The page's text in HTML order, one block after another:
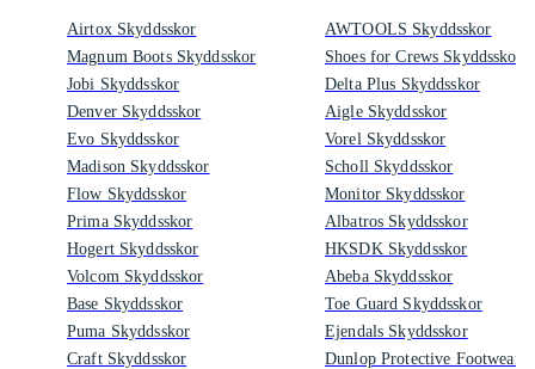
Airtox Skyddsskor
Magnum Boots Skyddsskor
Jobi Skyddsskor
Denver Skyddsskor
Evo Skyddsskor
Madison Skyddsskor
Flow Skyddsskor
Prima Skyddsskor
Hogert Skyddsskor
Volcom Skyddsskor
Base Skyddsskor
Puma Skyddsskor
Craft Skyddsskor
AWTOOLS Skyddsskor
Shoes for Crews Skyddsskor
Delta Plus Skyddsskor
Aigle Skyddsskor
Vorel Skyddsskor
Scholl Skyddsskor
Monitor Skyddsskor
Albatros Skyddsskor
HKSDK Skyddsskor
Abeba Skyddsskor
Toe Guard Skyddsskor
Ejendals Skyddsskor
Dunlop Protective Footwear